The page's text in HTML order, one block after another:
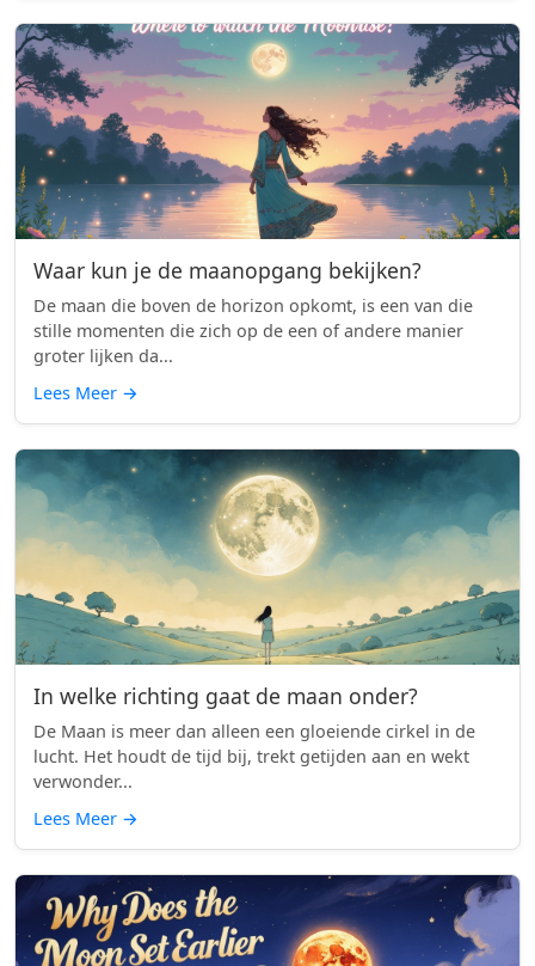
Waar kun je de maanopgang bekijken?
De maan die boven de horizon opkomt, is een van die
stille momenten die zich op de een of andere manier
groter lijken da...
Lees Meer →
In welke richting gaat de maan onder?
De Maan is meer dan alleen een gloeiende cirkel in de
lucht. Het houdt de tijd bij, trekt getijden aan en wekt
verwonder...
Lees Meer →